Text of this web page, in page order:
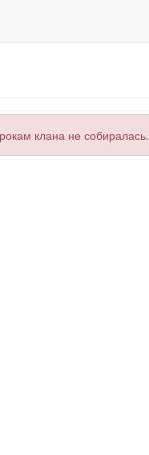
клана не собиралась.